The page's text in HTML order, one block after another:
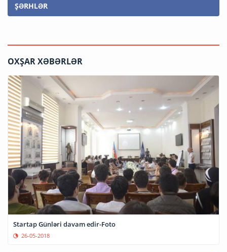
ŞƏRHLƏR
OXŞAR XƏBƏRLƏR
Startap Günləri davam edir-Foto
26-05-2018